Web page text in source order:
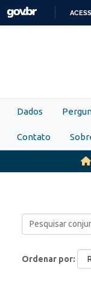
Skip to main content
Dados
Contato
Ordenar por